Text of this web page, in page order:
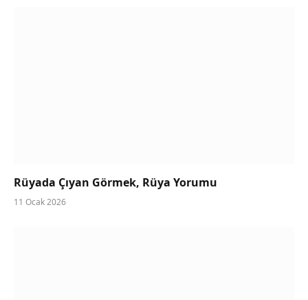
Rüyada Çıyan Görmek, Rüya Yorumu
11 Ocak 2026